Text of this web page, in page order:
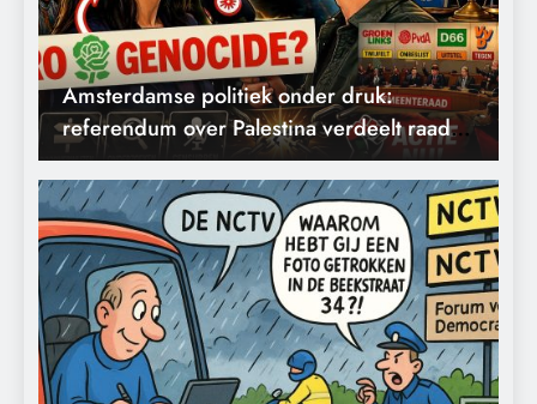
Amsterdamse politiek onder druk:
referendum over Palestina verdeelt raad
en legt spanningen bloot.